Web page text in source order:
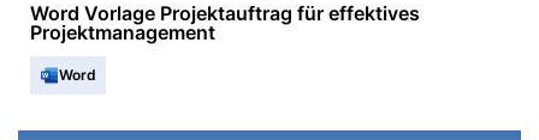
Word Vorlage Projektauftrag für effektives
Projektmanagement
Word